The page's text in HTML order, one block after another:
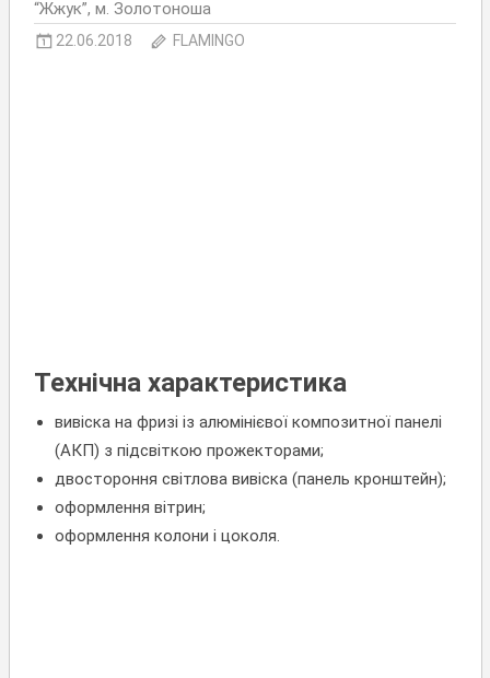
“Жжук”, м. Золотоноша
22.06.2018 FLAMINGO
Технічна характеристика
вивіска на фризі із алюмінієвої композитної панелі
(АКП) з підсвіткою прожекторами;
двостороння світлова вивіска (панель кронштейн);
оформлення вітрин;
оформлення колони і цоколя.